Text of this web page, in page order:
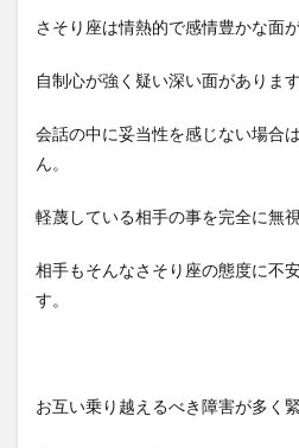
さそり座は情熱的で感情豊かな面
自制心が強く疑い深い面があります
会話の中に妥当性を感じない場合
ん。
軽蔑している相手の事を完全に無
相手もそんなさそり座の態度に不
す。
お互い乗り越えるべき障害が多く